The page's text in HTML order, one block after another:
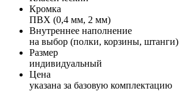
Кромка
ПВХ (0,4 мм, 2 мм)
Внутреннее наполнение
на выбор (полки, корзины, штанги)
Размер
индивидуальный
Цена
указана за базовую комплектацию